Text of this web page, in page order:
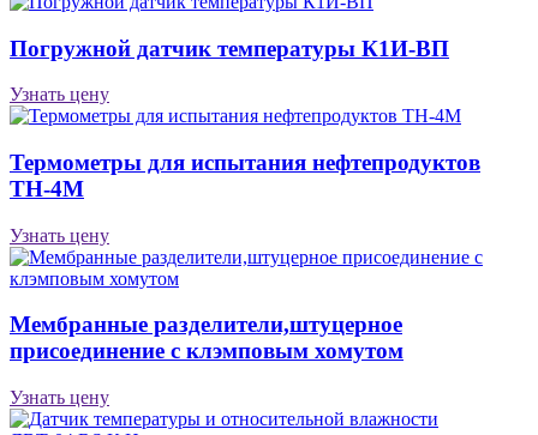
Погружной датчик температуры К1И-ВП
Узнать цену
Термометры для испытания нефтепродуктов
ТН-4М
Узнать цену
Мембранные разделители,штуцерное
присоединение с клэмповым хомутом
Узнать цену